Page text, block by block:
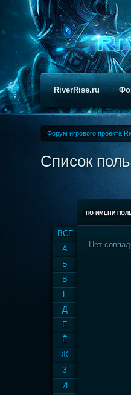
RiverRise.ru
Форум игрового проекта
Список
ВСЕ
А
Б
В
Г
Д
Е
Ё
Ж
З
И
ПО ИМЕНИ
Нет